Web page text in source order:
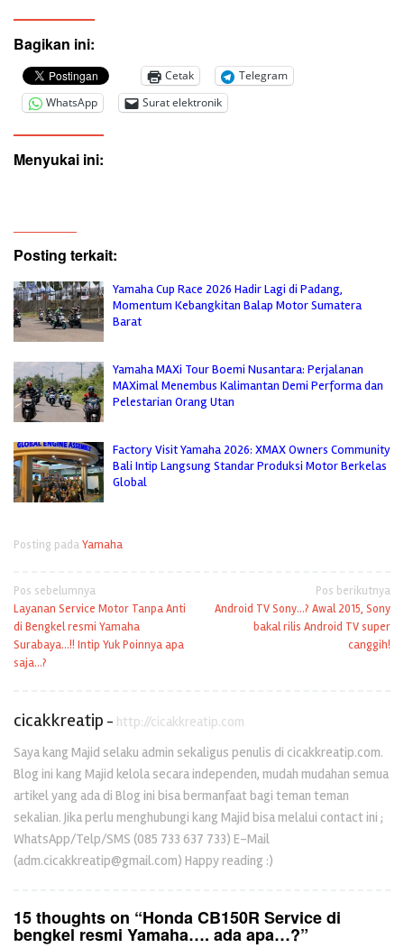
Bagikan ini:
Cetak
Telegram
WhatsApp
Surat elektronik
Menyukai ini:
Posting terkait:
Yamaha Cup Race 2026 Hadir Lagi di Padang,
Momentum Kebangkitan Balap Motor Sumatera
Barat
Yamaha MAXi Tour Boemi Nusantara: Perjalanan
MAXimal Menembus Kalimantan Demi Performa dan
Pelestarian Orang Utan
Factory Visit Yamaha 2026: XMAX Owners Community
Bali Intip Langsung Standar Produksi Motor Berkelas
Global
Posting padaYamaha
Navigasi
pos
Pos sebelumnya
Layanan Service Motor Tanpa Anti
di Bengkel resmi Yamaha
Surabaya…!! Intip Yuk Poinnya apa
saja…?
Pos berikutnya
Android TV Sony…? Awal 2015, Sony
bakal rilis Android TV super
canggih!
cicakkreatip - http://cicakkreatip.com
Saya kang Majid selaku admin sekaligus penulis di cicakkreatip.com.
Blog ini kang Majid kelola secara independen, mudah mudahan semua
artikel yang ada di Blog ini bisa bermanfaat bagi teman teman
sekalian. Jika perlu menghubungi kang Majid bisa melalui contact ini ;
WhatsApp/Telp/SMS (085 733 637 733) E-Mail
(adm.cicakkreatip@gmail.com) Happy reading :)
15 thoughts on “Honda CB150R Service di
bengkel resmi Yamaha…. ada apa…?”